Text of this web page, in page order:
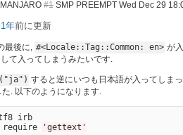
#1 SMP PREEMPT Wed Dec 29
年前に更新
最後に, #<Locale::Tag::Common: en> が
て入ってしまうみたいです.
すると逆にいつも日本語が入ってしま
. 以下のようになります.
irb
require
'gettext'